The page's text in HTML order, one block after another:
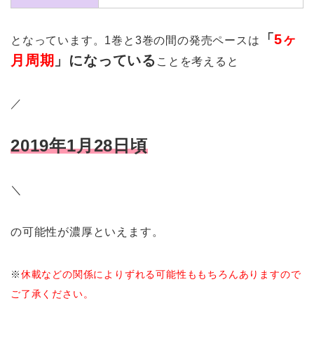
となっています。1巻と3巻の間の発売ペースは 「5ヶ
月周期 」になっている ことを考えると
／
2019年1月28日頃
＼
の可能性が濃厚といえます。
※休載などの関係によりずれる可能性ももちろんありますので
ご了承ください。